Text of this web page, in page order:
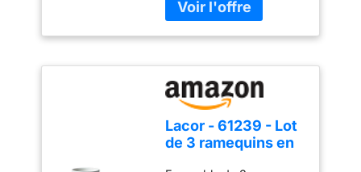
robustesse. Un plateau
surface accueille apéritifs
et condiments. Un
service généreux SUR
PIED : sa hauteur met
joliment en valeur les
mets. Un accent déco
Lacor - 61239 - Lot
de 3 ramequins en